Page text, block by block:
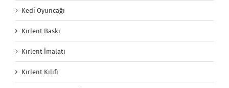
Kedi Oyuncağı
Kırlent Baskı
Kırlent İmalatı
Kırlent Kılıfı